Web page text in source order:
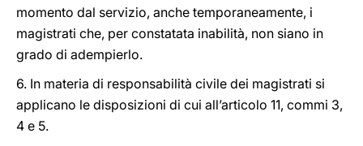
momento dal servizio, anche temporaneamente, i
magistrati che, per constatata inabilità, non siano in
grado di adempierlo.
6. In materia di responsabilità civile dei magistrati si
applicano le disposizioni di cui all’articolo 11, commi 3,
4 e 5.